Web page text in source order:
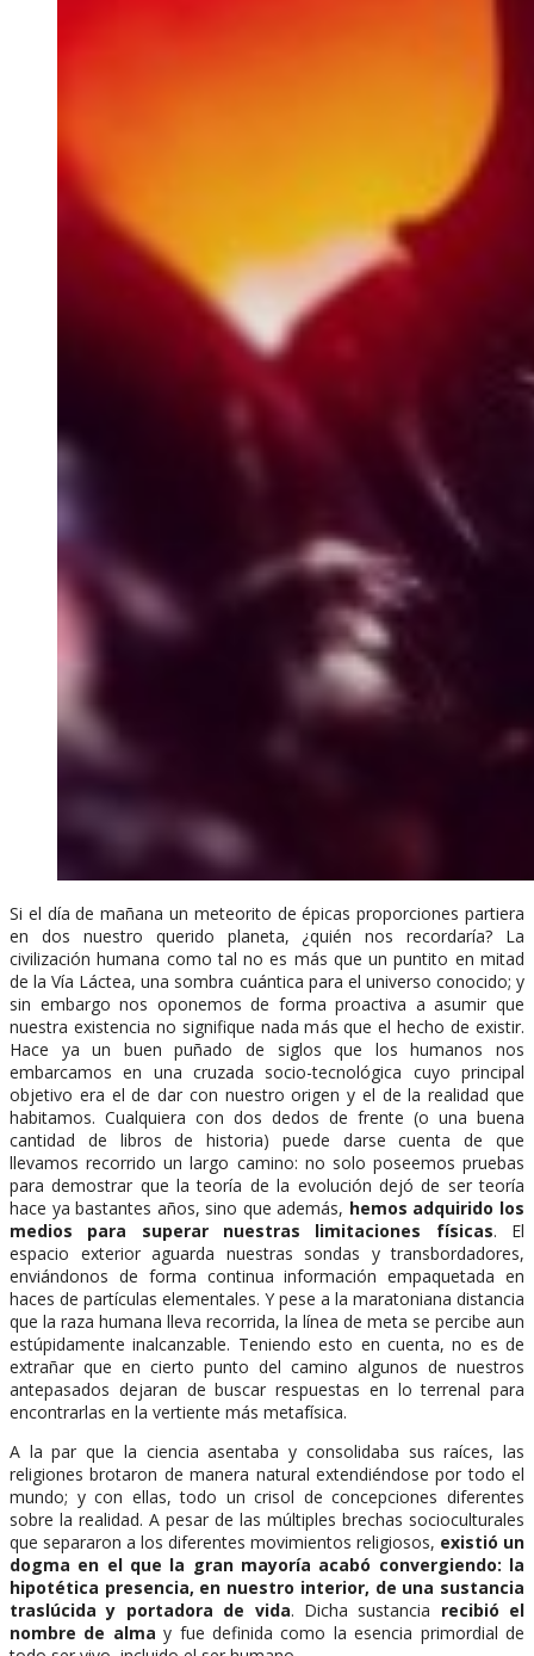
Si el día de mañana un meteorito de épicas proporciones partiera
en dos nuestro querido planeta, ¿quién nos recordaría? La
civilización humana como tal no es más que un puntito en mitad
de la Vía Láctea, una sombra cuántica para el universo conocido; y
sin embargo nos oponemos de forma proactiva a asumir que
nuestra existencia no signifique nada más que el hecho de existir.
Hace ya un buen puñado de siglos que los humanos nos
embarcamos en una cruzada socio-tecnológica cuyo principal
objetivo era el de dar con nuestro origen y el de la realidad que
habitamos. Cualquiera con dos dedos de frente (o una buena
cantidad de libros de historia) puede darse cuenta de que
llevamos recorrido un largo camino: no solo poseemos pruebas
para demostrar que la teoría de la evolución dejó de ser teoría
hace ya bastantes años, sino que además, hemos adquirido los
medios para superar nuestras limitaciones físicas. El
espacio exterior aguarda nuestras sondas y transbordadores,
enviándonos de forma continua información empaquetada en
haces de partículas elementales. Y pese a la maratoniana distancia
que la raza humana lleva recorrida, la línea de meta se percibe aun
estúpidamente inalcanzable. Teniendo esto en cuenta, no es de
extrañar que en cierto punto del camino algunos de nuestros
antepasados dejaran de buscar respuestas en lo terrenal para
encontrarlas en la vertiente más metafísica.
A la par que la ciencia asentaba y consolidaba sus raíces, las
religiones brotaron de manera natural extendiéndose por todo el
mundo; y con ellas, todo un crisol de concepciones diferentes
sobre la realidad. A pesar de las múltiples brechas socioculturales
que separaron a los diferentes movimientos religiosos, existió un
dogma en el que la gran mayoría acabó convergiendo: la
hipotética presencia, en nuestro interior, de una sustancia
traslúcida y portadora de vida. Dicha sustancia recibió el
nombre de alma y fue definida como la esencia primordial de